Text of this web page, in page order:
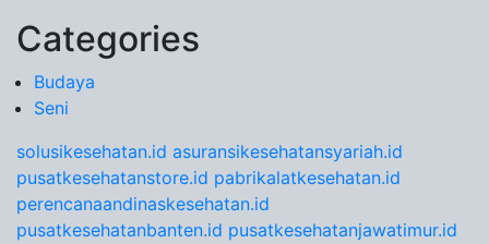
Categories
Budaya
Seni
solusikesehatan.id asuransikesehatansyariah.id
pusatkesehatanstore.id pabrikalatkesehatan.id
perencanaandinaskesehatan.id
pusatkesehatanbanten.id pusatkesehatanjawatimur.id